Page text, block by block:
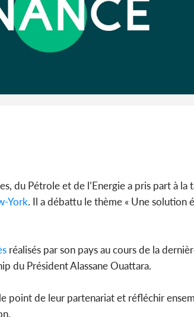
du Pétrole et de l’Energie a pris part à
York. Il a débattu le thème « Une
réalisés par son pays au cours de la
du Président Alassane Ouattara.
point de leur partenariat et réfléchir